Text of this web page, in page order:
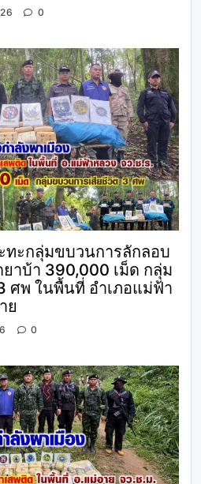
0
ทะกลุ่มขบวนการลักลอบ
ยาบ้า 390,000 เม็ด กลุ่ม
ศพ ในพื้นที่ อำเภอแม่ฟ้า
ย
0